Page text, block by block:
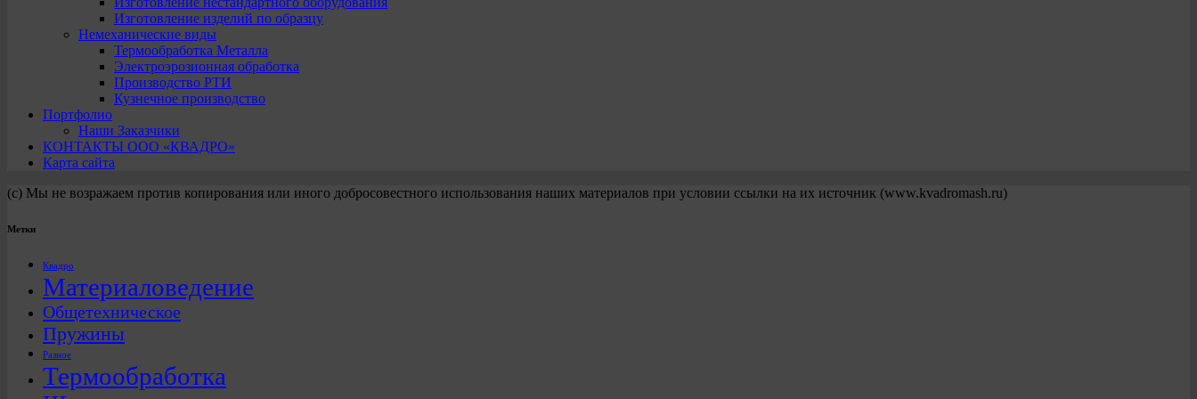
Изготовление изделий по образцу
Немеханические виды
Термообработка Металла
Электроэрозионная обработка
Производство РТИ
Кузнечное производство
Портфолио
Наши Заказчики
КОНТАКТЫ ООО «КВАДРО»
Карта сайта
(с) Мы не возражаем против копирования или иного добросовестного использования наших материалов при условии ссылки на их источник (www.kvadromash.ru)
Метки
Квадро
Материаловедение
Общетехническое
Пружины
Разное
Термообработка